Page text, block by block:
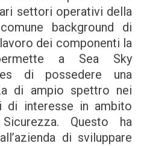
settori operativi della
background di
dei componenti la
a Sea Sky
di possedere una
di ampio spettro nei
di interesse in ambito
Questo ha
di sviluppare